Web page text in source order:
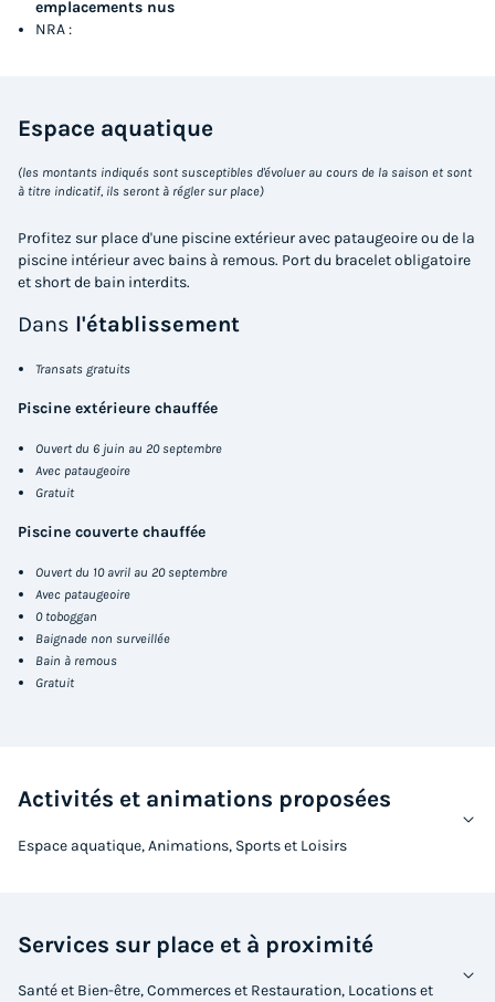
Voir le plan 2D Terrasse semi-couverte
MOBILHOME 6 personnes - CONFORT Mobil home 2ch.
CATLEYA (2017) 27m² + Terrasse semi-couverte 4/6 pers
du15/09/2026au17/09/2026
Meilleur prix pour 2 nuits
Modifier les dates
110 €
Voir les logements
MOBILHOME 6 personnes - CONFORT Mobil
home 2ch. CALYPSO (2016) 28m² + terrasse
semi-couverte 4/6 pers
Annulation gratuite
Voir le plan 2D Terrasse semi-couverte Animaux autorisés *
CALYPSO (2016) 28m² + terrasse semi-couverte 4/6 pers
au
Modifier les dates
emplacements nus
NRA :
Espace aquatique
(les montants indiqués sont susceptibles d'évoluer au cours de la saison et sont
à titre indicatif, ils seront à régler sur place)
Profitez sur place d'une piscine extérieur avec pataugeoire ou de la
piscine intérieur avec bains à remous. Port du bracelet obligatoire
et short de bain interdits.
Dans l'établissement
Transats gratuits
Piscine extérieure chauffée
Ouvert du 6 juin au 20 septembre
Avec pataugeoire
Gratuit
Piscine couverte chauffée
Ouvert du 10 avril au 20 septembre
Avec pataugeoire
0 toboggan
Baignade non surveillée
Bain à remous
Gratuit
Activités et animations proposées
Espace aquatique, Animations, Sports et Loisirs
Services sur place et à proximité
Santé et Bien-être, Commerces et Restauration, Locations et